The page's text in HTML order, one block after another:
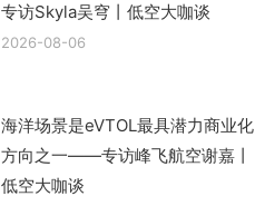
专访Skyla吴穹丨低空大咖谈
2026-08-06
海洋场景是eVTOL最具潜力商业化
方向之一——专访峰飞航空谢嘉丨
低空大咖谈